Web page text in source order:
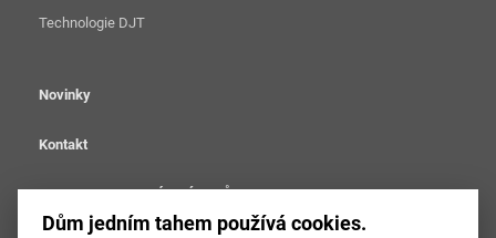
Technologie DJT
Novinky
Kontakt
OCHRANA OSOBNÍCH ÚDAJŮ
Nastavení cookies
Dům jedním tahem používá cookies.